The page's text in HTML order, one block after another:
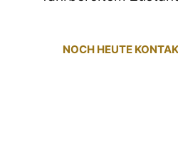
NOCH HEUTE